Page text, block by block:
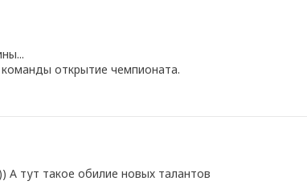
открытие чемпионата.
А тут такое обилие новых талантов